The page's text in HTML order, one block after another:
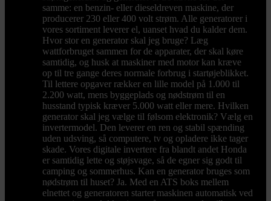
samme: en benzin- eller dieseldreven maskine, der
producerer 230 eller 400 volt strøm. Alle generatorer i
vores sortiment leverer el, uanset hvad du kalder dem.
Hvor stor en generator skal jeg bruge? Læg
wattforbruget sammen for de apparater, der skal køre
samtidig, og husk at maskiner med motor kan kræve
op til tre gange deres normale forbrug i startøjeblikket.
Til lettere opgaver rækker en lille model på 1.000 til
2.200 watt, mens byggeplads og nødstrøm til en
husstand typisk kræver 5.000 watt eller mere. Hvilken
generator skal jeg vælge til følsom elektronik? Vælg en
invertermodel. Den leverer en ren og stabil spænding
uden udsving, så computere, tv og opladere ikke tager
skade. Vores digitale invertere fra blandt andet Honda
er samtidig lette og støjsvage, så de egner sig godt til
camping og sommerhus. Kan en generator bruges som
nødstrøm til huset? Ja. Med en ATS boks mellem
elnettet og generatoren starter maskinen automatisk ved